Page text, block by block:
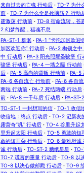
来自过去的亡魂 行动后 · TD-7 为什
前 · TD-7 为什么全是死脑筋？ 行动
霆激荡 行动前 · TD-8 宿命流转，苍
2 幻梦终醒，猎魂不息
PA-ST-1 群氓 · PA-1 “卡托加区欢迎
加区欢迎你” 行动后 · PA-2 枷锁之中
中 行动后 · PA-3 阳光照耀圣骏堡 行
骏堡 行动后 · PA-4 一墙之隔 行动前
后 · PA-5 高尚的背叛 行动前 · PA-5
PA-6 各自流亡 行动前 · PA-6 各自
两端 行动前 · PA-7 死结两端 行动后
前 · PA-8 一千年后 行动后 · PA-ST-
TO-ST-1 一封想写的信 · TO-1 收信
收信地：终点 行动后 · TO-2 记新友
露营奇“叽” 行动后 · TO-4 谷里升起
里升起太阳 行动后 · TO-5 勇敢的短
敢的短耳朵 行动后 · TO-6 最难坦诚
诚 行动后 · TO-ST-2 糖纸星星 · TO-
TO-7 谎言的重量 行动后 · TO-8 以
TO-8 以决心做邮戳 行动后 · TO-9